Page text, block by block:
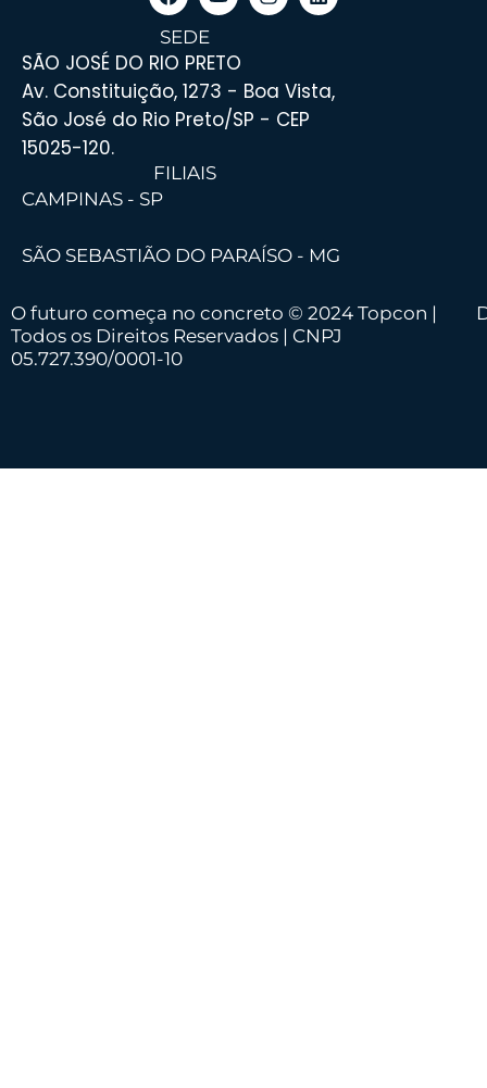
SEDE
SÃO JOSÉ DO RIO PRETO
Av. Constituição, 1273 - Boa Vista,
São José do Rio Preto/SP - CEP
15025-120.
FILIAIS
CAMPINAS - SP
SÃO SEBASTIÃO DO PARAÍSO - MG
O futuro começa no concreto © 2024 Topcon |
Todos os Direitos Reservados | CNPJ
05.727.390/0001-10